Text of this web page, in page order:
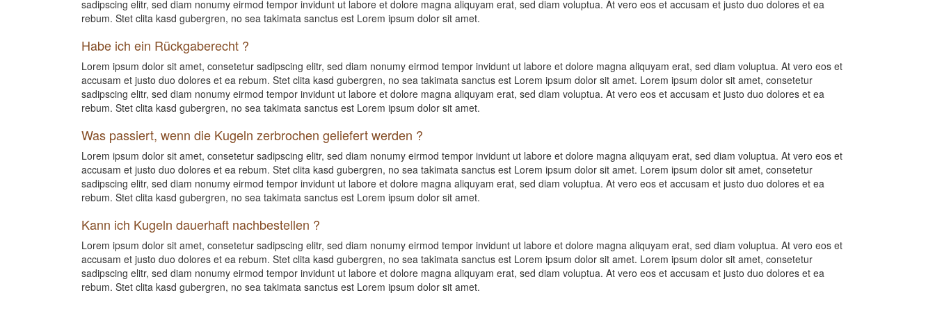
sadipscing elitr, sed diam nonumy eirmod tempor invidunt ut labore et dolore magna aliquyam erat, sed diam voluptua. At vero eos et accusam et justo duo dolores et ea
rebum. Stet clita kasd gubergren, no sea takimata sanctus est Lorem ipsum dolor sit amet.
Habe ich ein Rückgaberecht ?
Lorem ipsum dolor sit amet, consetetur sadipscing elitr, sed diam nonumy eirmod tempor invidunt ut labore et dolore magna aliquyam erat, sed diam voluptua. At vero eos et
accusam et justo duo dolores et ea rebum. Stet clita kasd gubergren, no sea takimata sanctus est Lorem ipsum dolor sit amet. Lorem ipsum dolor sit amet, consetetur
sadipscing elitr, sed diam nonumy eirmod tempor invidunt ut labore et dolore magna aliquyam erat, sed diam voluptua. At vero eos et accusam et justo duo dolores et ea
rebum. Stet clita kasd gubergren, no sea takimata sanctus est Lorem ipsum dolor sit amet.
Was passiert, wenn die Kugeln zerbrochen geliefert werden ?
Lorem ipsum dolor sit amet, consetetur sadipscing elitr, sed diam nonumy eirmod tempor invidunt ut labore et dolore magna aliquyam erat, sed diam voluptua. At vero eos et
accusam et justo duo dolores et ea rebum. Stet clita kasd gubergren, no sea takimata sanctus est Lorem ipsum dolor sit amet. Lorem ipsum dolor sit amet, consetetur
sadipscing elitr, sed diam nonumy eirmod tempor invidunt ut labore et dolore magna aliquyam erat, sed diam voluptua. At vero eos et accusam et justo duo dolores et ea
rebum. Stet clita kasd gubergren, no sea takimata sanctus est Lorem ipsum dolor sit amet.
Kann ich Kugeln dauerhaft nachbestellen ?
Lorem ipsum dolor sit amet, consetetur sadipscing elitr, sed diam nonumy eirmod tempor invidunt ut labore et dolore magna aliquyam erat, sed diam voluptua. At vero eos et
accusam et justo duo dolores et ea rebum. Stet clita kasd gubergren, no sea takimata sanctus est Lorem ipsum dolor sit amet. Lorem ipsum dolor sit amet, consetetur
sadipscing elitr, sed diam nonumy eirmod tempor invidunt ut labore et dolore magna aliquyam erat, sed diam voluptua. At vero eos et accusam et justo duo dolores et ea
rebum. Stet clita kasd gubergren, no sea takimata sanctus est Lorem ipsum dolor sit amet.